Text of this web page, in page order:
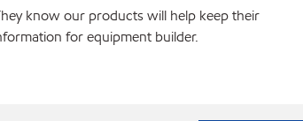
know our products will help keep their
for equipment builder.